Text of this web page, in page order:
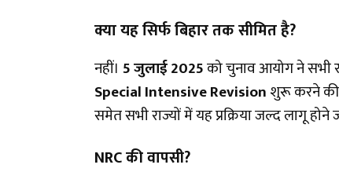
क्या यह सिर्फ बिहार तक सीमित है?
नहीं। 5 जुलाई 2025को चुनाव आयोग ने सभी
Special Intensive Revisionशुरू करने की
समेत सभी राज्यों में यह प्रक्रिया जल्द लागू होने
NRC की वापसी?